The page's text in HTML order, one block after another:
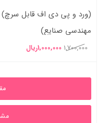
(ورد و پی دی اف قابل سرچ)
مهندسی صنایع)
1,700,000 قیمت
1,700,000ریال
1,000,000ریال